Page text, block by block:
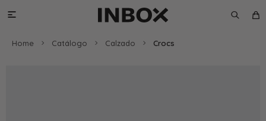

Home Catálogo Calzado Crocs